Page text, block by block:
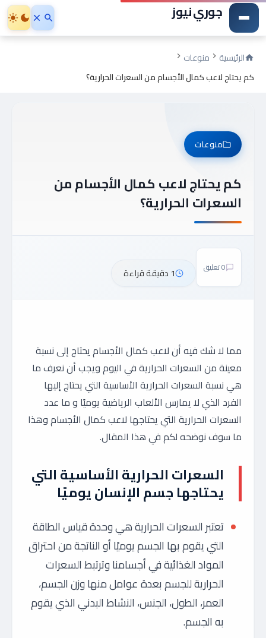
جوري نيوز
الرئيسية
منوعات
كم يحتاج لاعب كمال الأجسام من السعرات الحرارية؟
منوعات
كم يحتاج لاعب كمال الأجسام من
السعرات الحرارية؟
0 تعليق 1 دقيقة قراءة
مما لا شك فيه أن لاعب كمال الأجسام يحتاج إلى نسبة
معينة من السعرات الحرارية في اليوم ويجب أن نعرف ما
هي نسبة السعرات الحرارية الأساسية التي يحتاج إليها
الفرد الذي لا يمارس الألعاب الرياضية يوميًا و ما عدد
السعرات الحرارية التي يحتاجها لاعب كمال الأجسام وهذا
ما سوف نوضحه لكم في هذا المقال.
السعرات الحرارية الأساسية التي
يحتاجها جسم الإنسانيوميًا
تعتبر السعرات الحرارية هي وحدة قياس الطاقة
التي يقوم بها الجسم يوميًا أو الناتجة من احتراق
المواد الغذائية في أجسامنا وترتبط السعرات
الحرارية للجسم بعدة عوامل منها وزن الجسم،
العمر، الطول، الجنس، النشاط البدني الذي يقوم
به الجسم.